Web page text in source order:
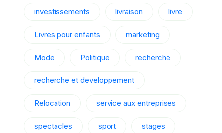
investissements livraison livre
Livres pour enfants marketing
Mode Politique recherche
recherche et developpement
Relocation service aux entreprises
spectacles sport stages